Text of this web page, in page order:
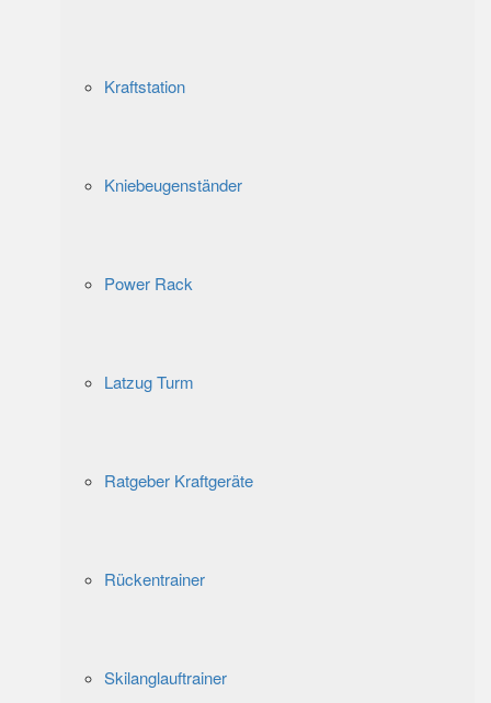
Kraftstation
Kniebeugenständer
Power Rack
Latzug Turm
Ratgeber Kraftgeräte
Rückentrainer
Skilanglauftrainer